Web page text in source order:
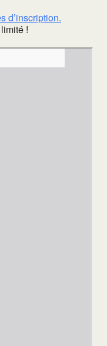
d’inscription.
!